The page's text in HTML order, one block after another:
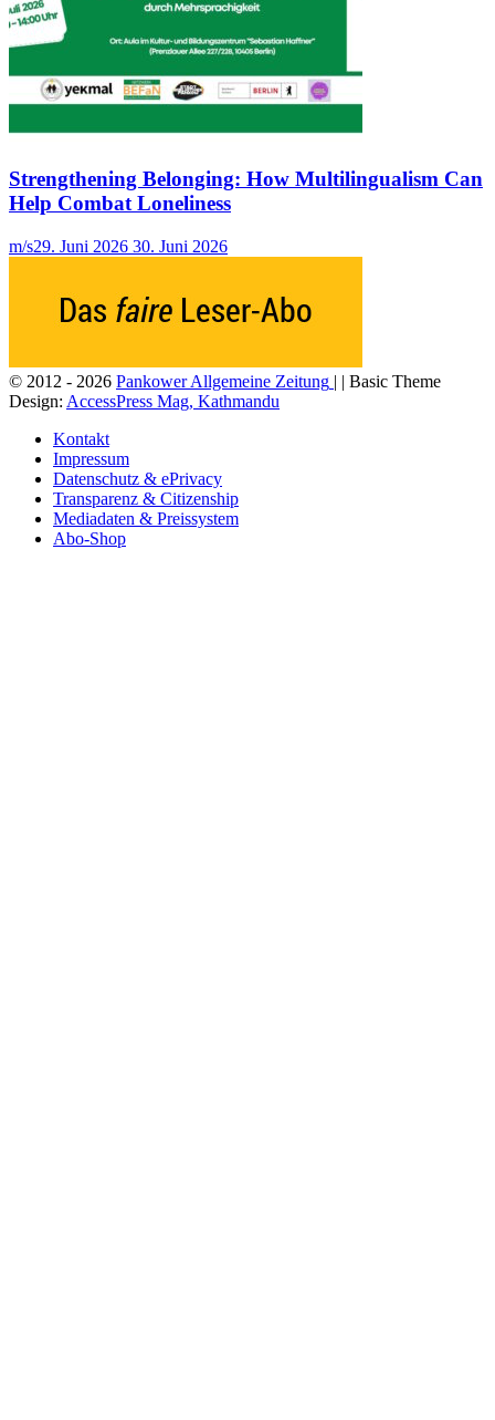
Strengthening Belonging: How Multilingualism Can
Help Combat Loneliness
m/s29. Juni 2026 30. Juni 2026
© 2012 - 2026 Pankower Allgemeine Zeitung | | Basic Theme
Design: AccessPress Mag, Kathmandu
Kontakt
Impressum
Datenschutz & ePrivacy
Transparenz & Citizenship
Mediadaten & Preissystem
Abo-Shop